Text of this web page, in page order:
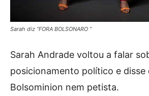
Sarah diz “FORA BOLSONARO “
Sarah Andrade voltou a falar
posicionamento político e disse
Bolsominion nem petista.